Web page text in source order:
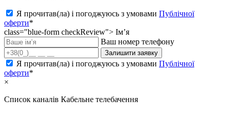
Я прочитав(ла) і погоджуюсь з умовами Публічної
оферти*
class="blue-form checkReview"> Ім’я
Ваш номер телефону
Залишити заявку
Я прочитав(ла) і погоджуюсь з умовами Публічної
оферти*
×
Список каналів Кабельне телебачення